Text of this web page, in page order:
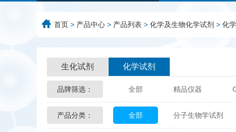
首页 > 产品中心 > 产品列表 > 化学及生物化学试剂 > 化
生化试剂 化学试剂
品牌筛选： 全部 精品仪器
Glycon Biochem
产品分类： 全部 分子生物学试剂